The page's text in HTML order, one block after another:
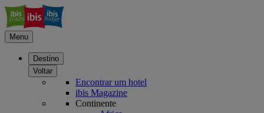
Menu
Destino
Voltar
Encontrar um hotel
ibis Magazine
Continente